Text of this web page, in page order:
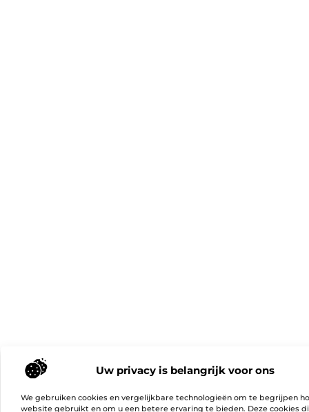
Uw privacy is belangrijk voor ons
We gebruiken cookies en vergelijkbare technologieën om te begrijpen
website gebruikt en om u een betere ervaring te bieden. Deze cookies